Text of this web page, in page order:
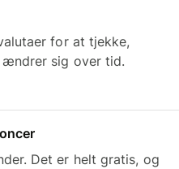
for at tjekke,
ændrer sig over tid.
Det er helt gratis, og